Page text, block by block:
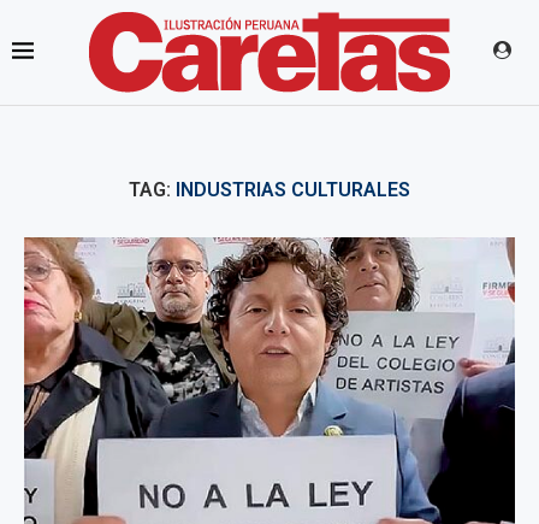
TAG: INDUSTRIAS CULTURALES